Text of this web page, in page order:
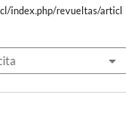
index.php/revueltas/articl